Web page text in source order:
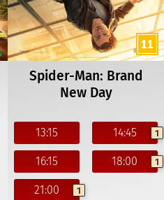
Spider-Man: Brand
New Day
13:15 14:45 1
16:15 18:00 1
21:00 1